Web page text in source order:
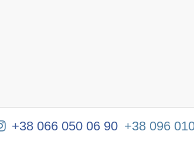
+38 066 050 06 90 +38 096